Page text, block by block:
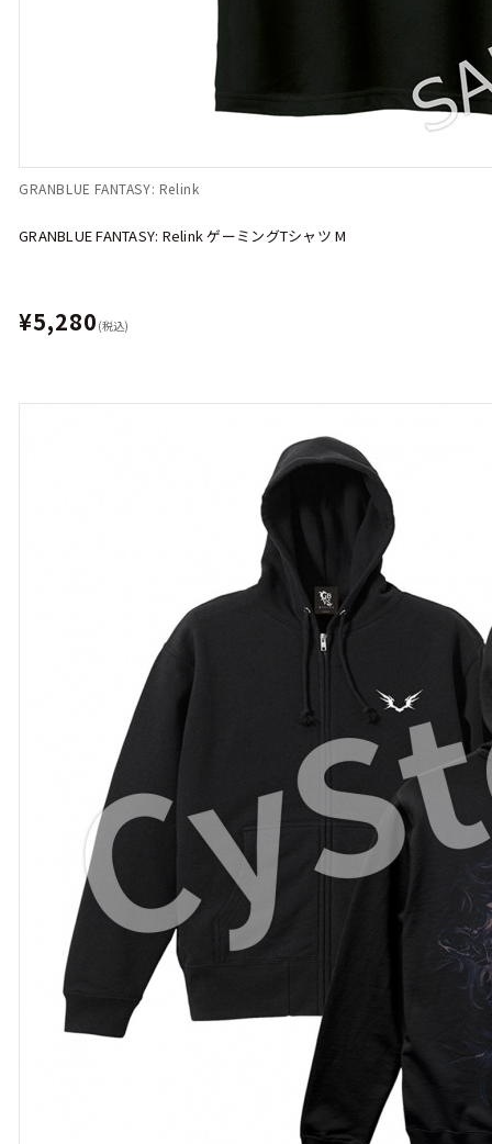
GRANBLUE FANTASY: Relink
GRANBLUE FANTASY: Relink ゲーミングTシャツ M
¥5,280 (税込)